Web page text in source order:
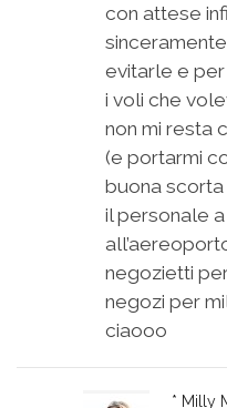
con attese
evitarle e
i voli che
non mi resta
(e portarmi
buona scorta
il personale
negozietti
negozi per
ciaooo
* Milly